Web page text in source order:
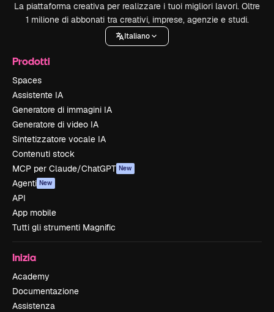
La piattaforma creativa per realizzare i tuoi migliori lavori. Oltre
1 milione di abbonati tra creativi, imprese, agenzie e studi.
Italiano
Prodotti
Spaces
Assistente IA
Generatore di immagini IA
Generatore di video IA
Sintetizzatore vocale IA
Contenuti stock
MCP per Claude/ChatGPT New
Agenti New
API
App mobile
Tutti gli strumenti Magnific
Inizia
Academy
Documentazione
Assistenza